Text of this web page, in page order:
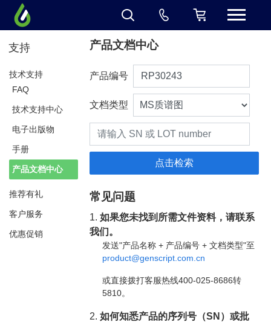
支持
技术支持
FAQ
技术支持中心
电子出版物
手册
产品文档中心
推荐有礼
客户服务
优惠促销
产品文档中心
产品编号
文档类型
常见问题
1.如果您未找到所需文件资料，请联系
我们。
发送"产品名称 + 产品编号 + 文档类型"至
product@genscript.com.cn
或直接拨打客服热线400-025-8686转
5810。
2.如何知悉产品的序列号（SN）或批